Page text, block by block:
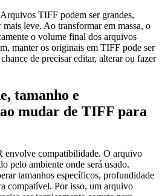
TIFF podem ser grandes,
leve. Ao transformar em massa, o
o volume final dos arquivos
manter os originais em TIFF pode ser
de precisar editar, alterar ou fazer
tamanho e
mudar de TIFF para
envolve compatibilidade. O arquivo
pelo ambiente onde será usado.
tamanhos específicos, profundidade
compatível. Por isso, um arquivo